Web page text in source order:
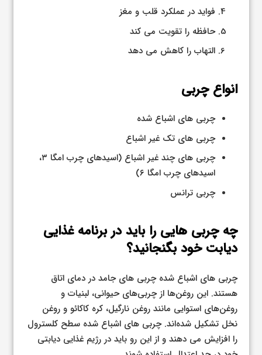
فواید در عملکرد قلب و مغز
حافظه را تقویت می کند
التهاب را کاهش می دهد
انواع چربی
چربی های اشباع شده
چربی های تک غیر اشباع
چربی های چند غیر اشباع (اسیدهای چرب امگا ۳،
اسیدهای چرب امگا ۶)
چربی ترانس
چه چربی هایی را باید در برنامه غذایی
دیابت خود بگنجانید؟
چربی های اشباع شده چربی های جامد در دمای اتاق
هستند. این روغن‌ها از چربی‌های حیوانی، لبنیات و
روغن‌های استوایی مانند روغن نارگیل، کره کاکائو و روغن
نخل تشکیل شده‌اند. چربی های اشباع شده سطح کلسترول
را افزایش می دهند و از این رو باید در رژیم غذایی دیابتی